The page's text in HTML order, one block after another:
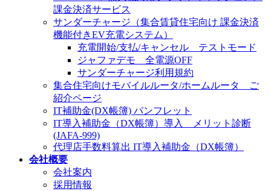
課金決済サービス
サンダーチャージ（集合賃貸住宅向け 課金決済
機能付きEV充電システム）
充電開始/支払/キャンセル テストモード
ジャファデモ 全電源OFF
サンダーチャージ利用規約
集合住宅向けモバイルルータ/ホームルータ ご
紹介ページ
IT補助金(DX帳簿) パンフレット
IT導入補助金（DX帳簿）導入 メリット診断
(JAFA-999)
代理店手数料算出 IT導入補助金（DX帳簿）
会社概要
会社案内
採用情報